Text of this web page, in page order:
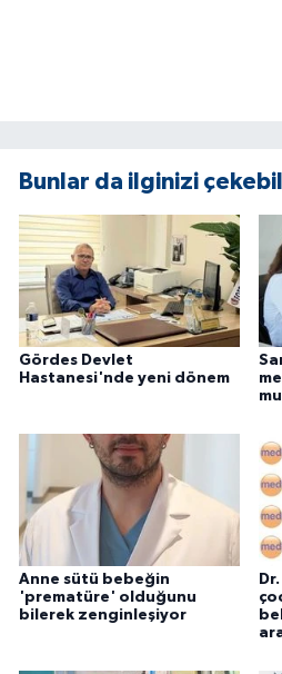
Bunlar da ilginizi
Gördes Devlet
Hastanesi'nde yeni dönem
Anne sütü bebeğin
'prematüre' olduğunu
bilerek zenginleşiyor